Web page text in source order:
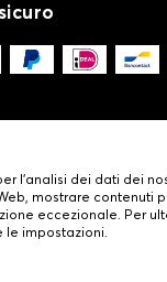
l'analisi dei dati dei
mostrare contenuti
eccezionale. Per
le impostazioni.